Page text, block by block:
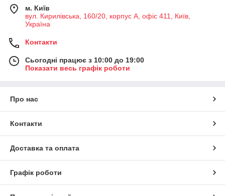
м. Київ
вул. Кирилівська, 160/20, корпус А, офіс 411, Київ,
Україна
Контакти
Сьогодні працює з 10:00 до 19:00
Показати весь графік роботи
Про нас
Контакти
Доставка та оплата
Графік роботи